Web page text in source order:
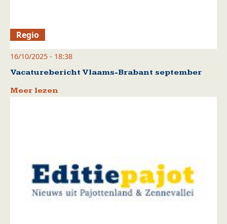
Regio
16/10/2025 - 18:38
Vacaturebericht Vlaams-Brabant september
Meer lezen